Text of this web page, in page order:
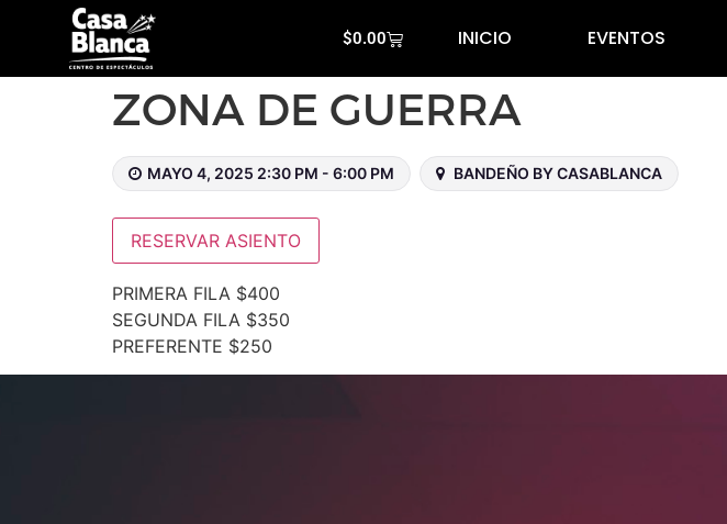
$0.00 INICIO EVENTOS
ZONA DE GUERRA
MAYO 4, 2025 2:30 PM - 6:00 PM BANDEÑO BY CASABLANCA
RESERVAR ASIENTO
PRIMERA FILA $400
SEGUNDA FILA $350
PREFERENTE $250